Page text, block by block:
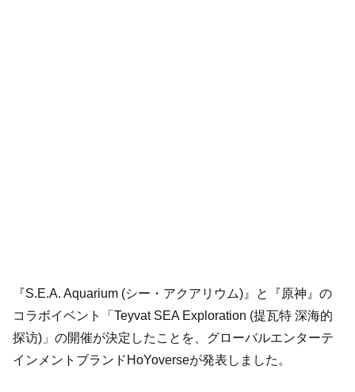
『S.E.A. Aquarium (シー・アクアリウム)』と『原神』の
コラボイベント「Teyvat SEA Exploration (提瓦特 深海的
探访)」の開催が決定したことを、グローバルエンターテ
インメントブランドHoYoverseが発表しました。